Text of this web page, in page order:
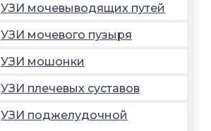
УЗИ мочевыводящих путей
УЗИ мочевого пузыря
УЗИ мошонки
УЗИ плечевых суставов
УЗИ поджелудочной